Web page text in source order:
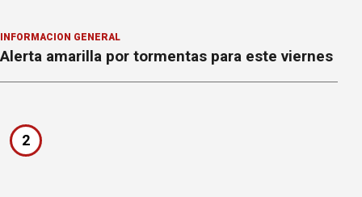
INFORMACION GENERAL
Alerta amarilla por tormentas para este viernes
2